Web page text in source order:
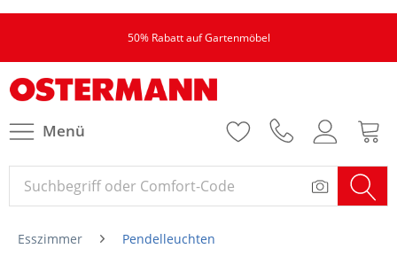
50% Rabatt auf Gartenmöbel
Menü
Esszimmer Pendelleuchten